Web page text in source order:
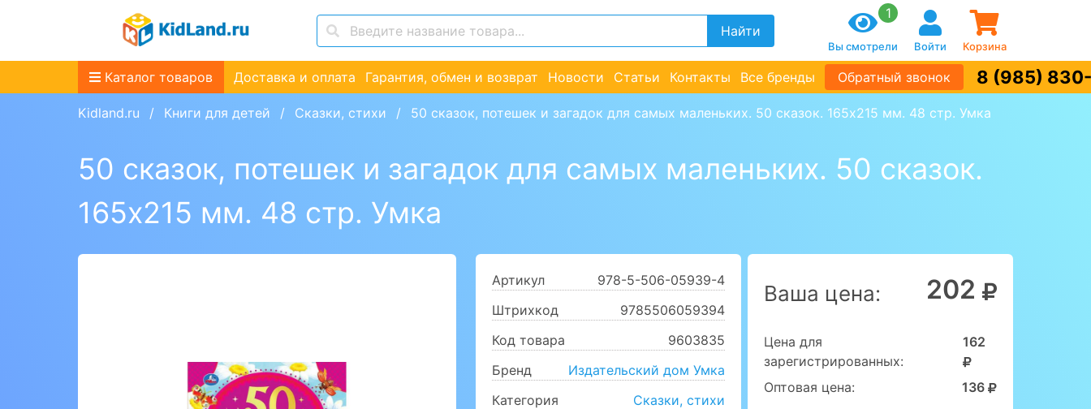
Найти
1
Вы смотрели Войти Корзина
Каталог товаров Доставка и оплата Гарантия, обмен и возврат Новости Статьи Контакты Все бренды Обратный звонок 8 (985)
Kidland.ru Книги для детей Сказки, стихи 50 сказок, потешек и загадок для самых маленьких. 50 сказок. 165х215 мм. 48 стр. Умка
50 сказок, потешек и загадок для самых маленьких. 50 сказок.
165х215 мм. 48 стр. Умка
Артикул
978-5-506-05939-4
Штрихкод
9785506059394
Код товара
9603835
Бренд
Издательский дом Умка
Категория
Сказки, стихи
Ваша цена: 202
Цена для
зарегистрированных:
162
Оптовая цена: 136